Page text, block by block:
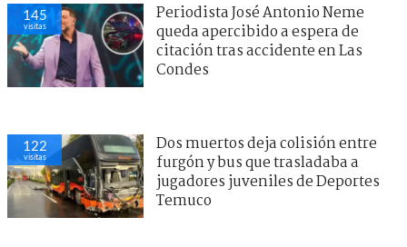
145
visitas
Periodista José Antonio Neme
queda apercibido a espera de
citación tras accidente en Las
Condes
122
visitas
Dos muertos deja colisión entre
furgón y bus que trasladaba a
jugadores juveniles de Deportes
Temuco